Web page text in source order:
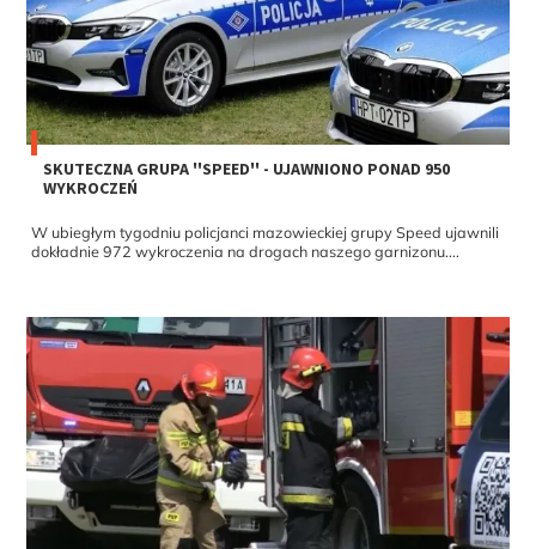
SKUTECZNA GRUPA ''SPEED'' - UJAWNIONO PONAD 950
WYKROCZEŃ
W ubiegłym tygodniu policjanci mazowieckiej grupy Speed ujawnili
dokładnie 972 wykroczenia na drogach naszego garnizonu....